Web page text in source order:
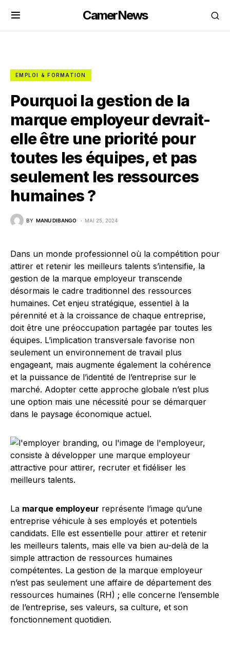
CamerNews
EMPLOI & FORMATION
Pourquoi la gestion de la
marque employeur devrait-
elle être une priorité pour
toutes les équipes, et pas
seulement les ressources
humaines ?
BY MANU DIBANGO MAI 25, 2024
Dans un monde professionnel où la compétition pour
attirer et retenir les meilleurs talents s’intensifie, la
gestion de la marque employeur transcende
désormais le cadre traditionnel des ressources
humaines. Cet enjeu stratégique, essentiel à la
pérennité et à la croissance de chaque entreprise,
doit être une préoccupation partagée par toutes les
équipes. L’implication transversale favorise non
seulement un environnement de travail plus
engageant, mais augmente également la cohérence
et la puissance de l’identité de l’entreprise sur le
marché. Adopter cette approche globale n’est plus
une option mais une nécessité pour se démarquer
dans le paysage économique actuel.
La marque employeur représente l’image qu’une
entreprise véhicule à ses employés et potentiels
candidats. Elle est essentielle pour attirer et retenir
les meilleurs talents, mais elle va bien au-delà de la
simple attraction de ressources humaines
compétentes. La gestion de la marque employeur
n’est pas seulement une affaire de département des
ressources humaines (RH) ; elle concerne l’ensemble
de l’entreprise, ses valeurs, sa culture, et son
fonctionnement quotidien.